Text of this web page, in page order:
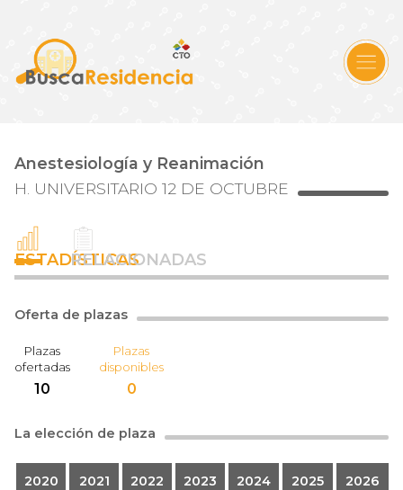
Anestesiología y Reanimación
H. UNIVERSITARIO 12 DE OCTUBRE
ESTADÍSTICAS
RELACIONADAS
Oferta de plazas
Plazas
ofertadas
10
Plazas
disponibles
0
La elección de plaza
2020 2021 2022 2023 2024 2025 2026